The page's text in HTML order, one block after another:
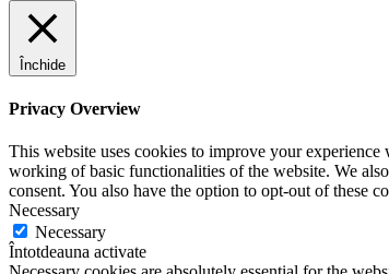
Închide
Privacy Overview
This website uses cookies to improve your experience
working of basic functionalities of the website. We
consent. You also have the option to opt-out of these
Necessary
Necessary
Întotdeauna activate